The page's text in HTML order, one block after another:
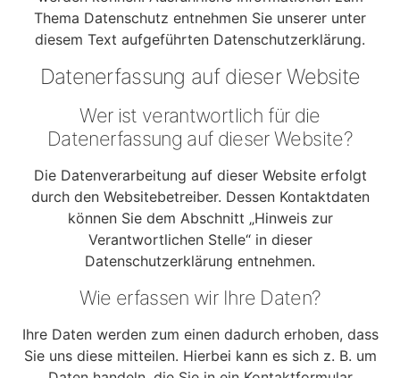
Thema Datenschutz entnehmen Sie unserer unter
diesem Text aufgeführten Datenschutzerklärung.
Datenerfassung auf dieser Website
Wer ist verantwortlich für die
Datenerfassung auf dieser Website?
Die Datenverarbeitung auf dieser Website erfolgt
durch den Websitebetreiber. Dessen Kontaktdaten
können Sie dem Abschnitt „Hinweis zur
Verantwortlichen Stelle“ in dieser
Datenschutzerklärung entnehmen.
Wie erfassen wir Ihre Daten?
Ihre Daten werden zum einen dadurch erhoben, dass
Sie uns diese mitteilen. Hierbei kann es sich z. B. um